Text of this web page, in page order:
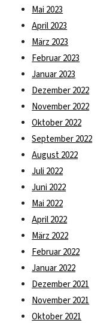
Mai 2023
April 2023
März 2023
Februar 2023
Januar 2023
Dezember 2022
November 2022
Oktober 2022
September 2022
August 2022
Juli 2022
Juni 2022
Mai 2022
April 2022
März 2022
Februar 2022
Januar 2022
Dezember 2021
November 2021
Oktober 2021